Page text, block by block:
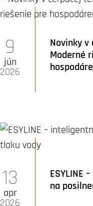
Novinky v
Moderné
9
jún
2026
ESYLINE
na
13
apr
2026